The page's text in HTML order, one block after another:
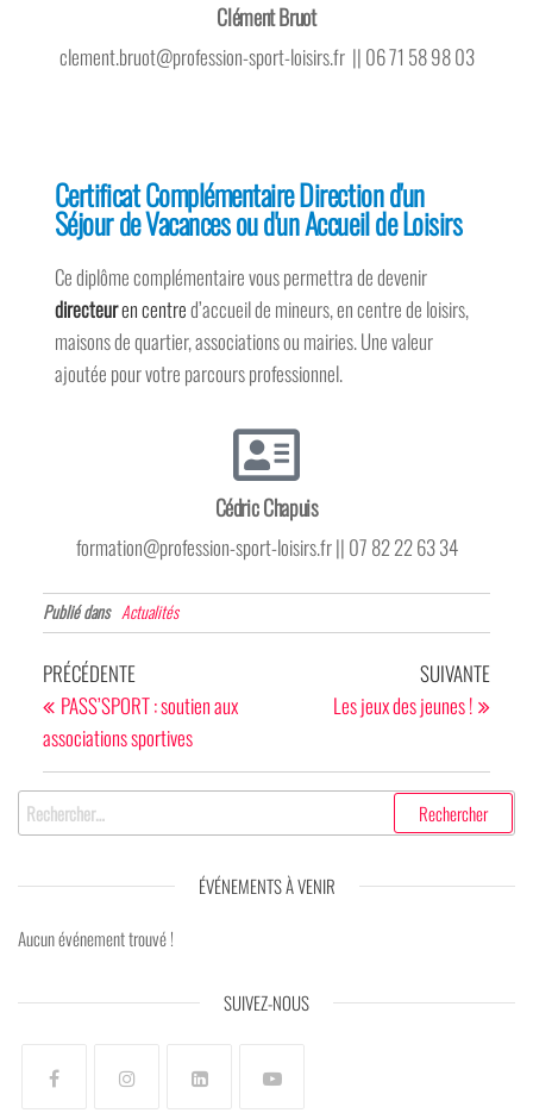
Clément Bruot
clement.bruot@profession-sport-loisirs.fr || 06 71 58 98 03
Certificat Complémentaire Direction d'un
Séjour de Vacances ou d'un Accueil de Loisirs
Ce diplôme complémentaire vous permettra de devenir
directeuren centred’accueil de mineurs, en centre de loisirs,
maisons de quartier, associations ou mairies. Une valeur
ajoutée pour votre parcours professionnel.
Cédric Chapuis
formation@profession-sport-loisirs.fr || 07 82 22 63 34
Publié dans Actualités
PRÉCÉDENTE
PASS’SPORT : soutien aux
associations sportives
SUIVANTE
Les jeux des jeunes !
ÉVÉNEMENTS À VENIR
Aucun événement trouvé !
SUIVEZ-NOUS